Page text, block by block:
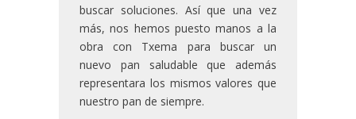
buscar soluciones. Así que una vez
más, nos hemos puesto manos a la
obra con Txema para buscar un
nuevo pan saludable que además
representara los mismos valores que
nuestro pan de siempre.